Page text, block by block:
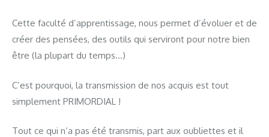
Cette faculté d’apprentissage, nous permet d’évoluer et de
créer des pensées, des outils qui serviront pour notre bien
être (la plupart du temps…)
C’est pourquoi, la transmission de nos acquis est tout
simplement PRIMORDIAL !
Tout ce qui n’a pas été transmis, part aux oubliettes et il